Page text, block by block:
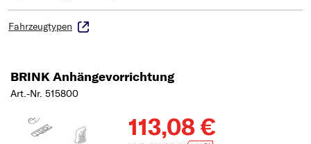
Fahrzeugtypen
BRINK Anhängevorrichtung
Art.-Nr. 515800
113,08 €